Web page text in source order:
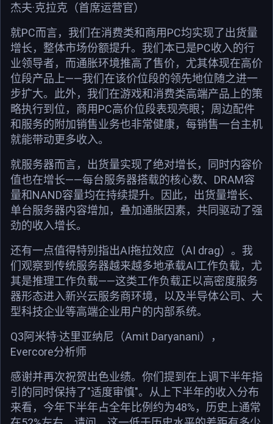
杰夫·克拉克（首席运营官）
就PC而言，我们在消费类和商用PC均实现了出货量
增长，整体市场份额提升。我们本已是PC收入的行
业领导者，而通胀环境推高了售价，尤其体现在高价
位段产品上——我们在该价位段的领先地位随之进一
步扩大。此外，我们在游戏和消费类高端产品上的策
略执行到位，商用PC高价位段表现亮眼；周边配件
和服务的附加销售业务也非常健康，每销售一台主机
就能带动更多收入。
就服务器而言，出货量实现了绝对增长，同时内容价
值也在增长——每台服务器搭载的核心数、DRAM容
量和NAND容量均在持续提升。因此，出货量增长、
单台服务器内容增加，叠加通胀因素，共同驱动了强
劲的收入增长。
还有一点值得特别指出AI拖拉效应（AI drag）。我
们观察到传统服务器越来越多地承载AI工作负载，尤
其是推理工作负载——这类工作负载正以高密度服务
器形态进入新兴云服务商环境，以及半导体公司、大
型科技企业等高端企业用户的内部系统。
Q3阿米特·达里亚纳尼（Amit Daryanani），
Evercore分析师
感谢并再次祝贺出色业绩。你们提到在上调下半年指
引的同时保持了"适度审慎"。从上下半年的收入分布
来看，今年下半年占全年比例约为48%，历史上通常